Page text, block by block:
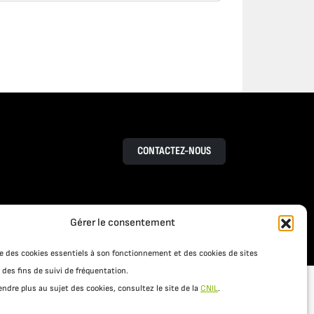
Gérer le consentement
des cookies essentiels à son fonctionnement et des cookies de sites
des fins de suivi de fréquentation.
plus au sujet des cookies, consultez le site de la CNIL.
CONTACTEZ-NOUS